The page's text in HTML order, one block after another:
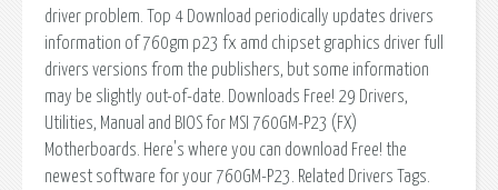
driver problem. Top 4 Download periodically updates drivers
information of 760gm p23 fx amd chipset graphics driver full
drivers versions from the publishers, but some information
may be slightly out-of-date. Downloads Free! 29 Drivers,
Utilities, Manual and BIOS for MSI 760GM-P23 (FX)
Motherboards. Here's where you can download Free! the
newest software for your 760GM-P23. Related Drivers Tags.